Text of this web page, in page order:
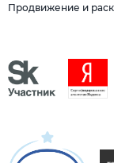
Продвижение и